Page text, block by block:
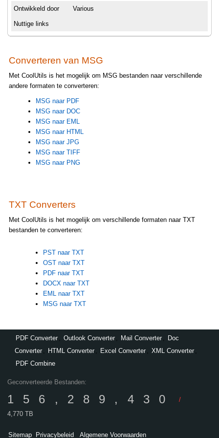
Ontwikkeld door Various
Nuttige links
Converteren van MSG
Met CoolUtils is het mogelijk om MSG bestanden naar verschillende
andere formaten te converteren:
MSG naar PDF
MSG naar DOC
MSG naar EML
MSG naar HTML
MSG naar JPG
MSG naar TIFF
MSG naar PNG
TXT Converters
Met CoolUtils is het mogelijk om verschillende formaten naar TXT
bestanden te converteren:
PST naar TXT
OST naar TXT
PDF naar TXT
DOCX naar TXT
EML naar TXT
MSG naar TXT
PDF Converter Outlook Converter Mail Converter
Doc
Converter
HTML Converter Excel Converter XML Converter
PDF Combine
Geconverteerde Bestanden:
156,289,430
/
4,770 TB
Sitemap Privacybeleid Algemene Voorwaarden